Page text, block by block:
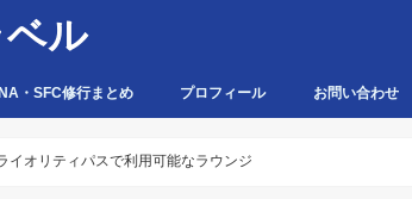
ル
・SFC修行まとめ プロフィール お問い合わせ
イオリティパスで利用可能なラウンジ